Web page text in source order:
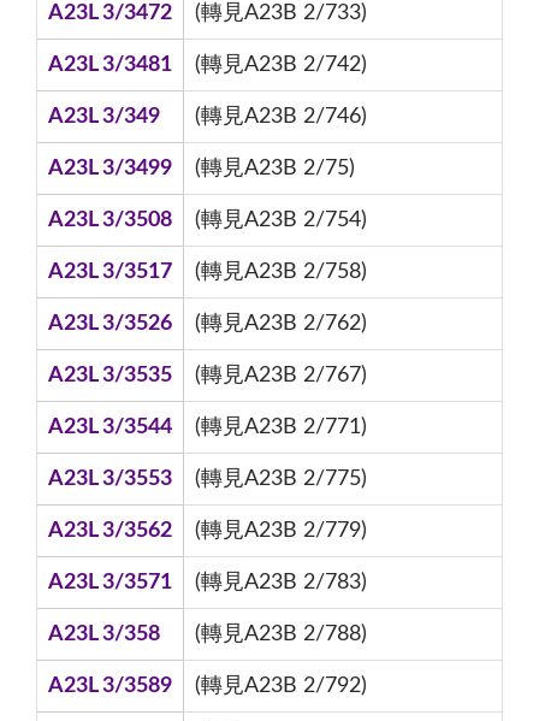
A23L 3/3472 (轉見A23B 2/733)
A23L 3/3481 (轉見A23B 2/742)
A23L 3/349 (轉見A23B 2/746)
A23L 3/3499 (轉見A23B 2/75)
A23L 3/3508 (轉見A23B 2/754)
A23L 3/3517 (轉見A23B 2/758)
A23L 3/3526 (轉見A23B 2/762)
A23L 3/3535 (轉見A23B 2/767)
A23L 3/3544 (轉見A23B 2/771)
A23L 3/3553 (轉見A23B 2/775)
A23L 3/3562 (轉見A23B 2/779)
A23L 3/3571 (轉見A23B 2/783)
A23L 3/358 (轉見A23B 2/788)
A23L 3/3589 (轉見A23B 2/792)